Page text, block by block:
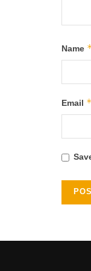
Name
Email *